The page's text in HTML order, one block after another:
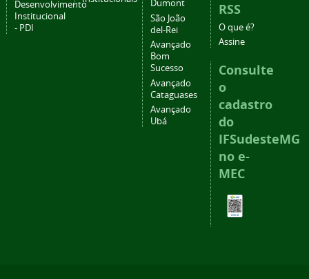
Desenvolvimento
Institucional
- PDI
Dumont
São João
del-Rei
Avançado
Bom
Sucesso
Avançado
Cataguases
Avançado
Ubá
RSS
O que é?
Assine
Consulte
o
cadastro
do
IFSudesteMG
no e-
MEC